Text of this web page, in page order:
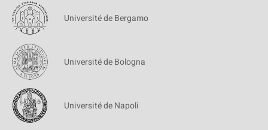
Université de Bergamo
Université de Bologna
Université de Napoli